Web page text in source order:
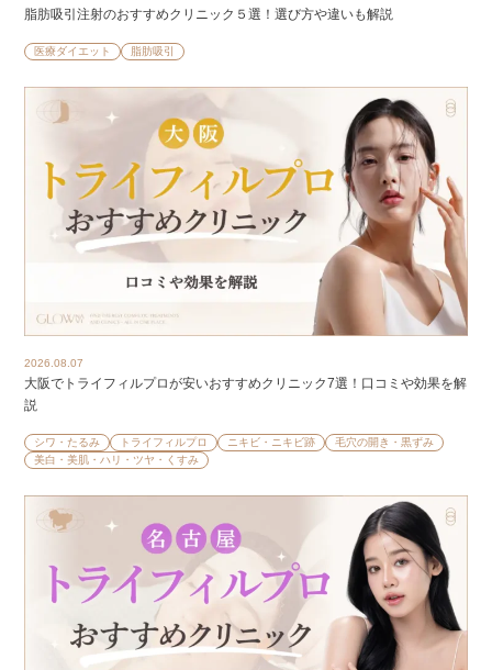
脂肪吸引注射のおすすめクリニック５選！選び方や違いも解説
医療ダイエット 脂肪吸引
2026.08.07
大阪でトライフィルプロが安いおすすめクリニック7選！口コミや効果を解
説
シワ・たるみ トライフィルプロ ニキビ・ニキビ跡
毛穴の開き・黒ずみ
美白・美肌・ハリ・ツヤ・くすみ